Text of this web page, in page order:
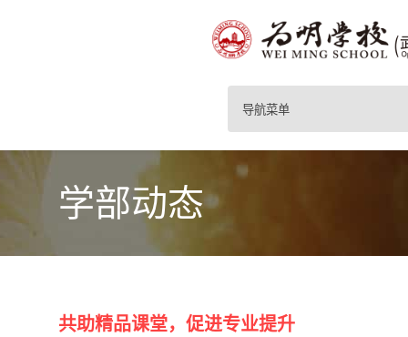
导航菜单
学部动态
共助精品课堂，促进专业提升